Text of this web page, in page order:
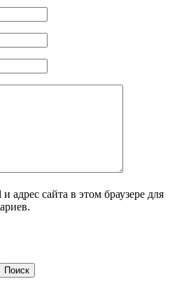
адрес сайта в этом браузере для
Поиск